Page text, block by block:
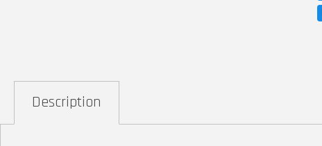
Description